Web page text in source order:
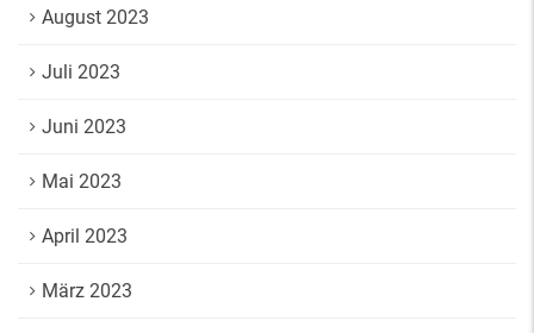
August 2023
Juli 2023
Juni 2023
Mai 2023
April 2023
März 2023